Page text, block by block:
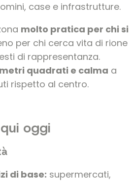
case e infrastrutture.
molto pratica per chi si
per chi cerca vita di rione
di rappresentanza.
quadrati e calma a
rispetto al centro.
oggi
di base: supermercati,